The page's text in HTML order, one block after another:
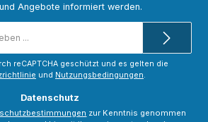
Angebote informiert werden.
reCAPTCHA geschützt und es gelten die
und Nutzungsbedingungen.
Datenschutz
zur Kenntnis genommen